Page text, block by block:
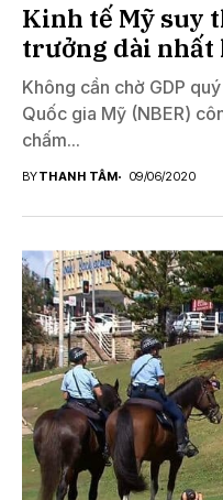
Kinh tế Mỹ suy
trưởng dài nhất
Không cần chờ GDP
Quốc gia Mỹ (NBER)
chấm...
BYTHANH TÂM 09/06/2020